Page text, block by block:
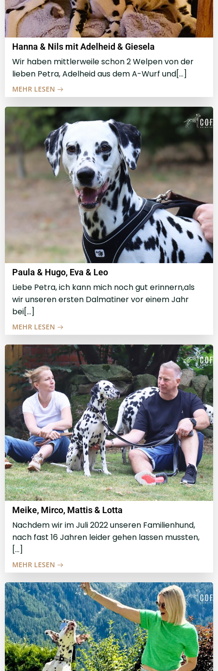
Hanna & Nils mit Adelheid & Giesela
Wir haben mittlerweile schon 2 Welpen von der
lieben Petra, Adelheid aus dem A-Wurf und[…]
MEHR LESEN
Paula & Hugo, Eva & Leo
Liebe Petra, ich kann mich noch gut erinnern,als
wir unseren ersten Dalmatiner vor einem Jahr
bei[…]
MEHR LESEN
Meike, Mirco, Mattis & Lotta
Nachdem wir im Juli 2022 unseren Familienhund,
nach fast 16 Jahren leider gehen lassen mussten,
[…]
MEHR LESEN